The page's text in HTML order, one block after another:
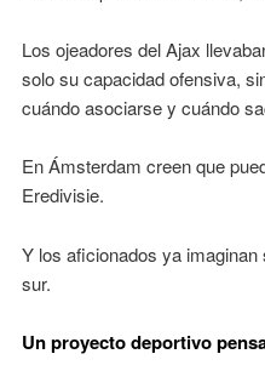
Los ojeadores del Ajax
solo su capacidad ofensiva,
cuándo asociarse y cuándo
En Ámsterdam creen que
Eredivisie.
Y los aficionados ya
sur.
Un proyecto deportivo